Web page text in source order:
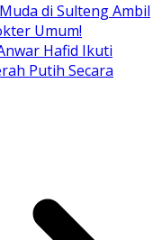
di Sulteng Ambil
Umum!
Hafid Ikuti
Putih Secara